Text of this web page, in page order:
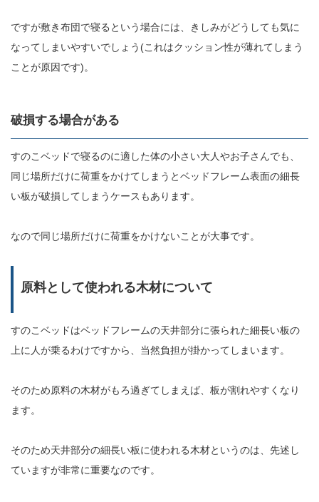
ですが敷き布団で寝るという場合には、きしみがどうしても気に
なってしまいやすいでしょう(これはクッション性が薄れてしまう
ことが原因です)。
破損する場合がある
すのこベッドで寝るのに適した体の小さい大人やお子さんでも、
同じ場所だけに荷重をかけてしまうとベッドフレーム表面の細長
い板が破損してしまうケースもあります。
なので同じ場所だけに荷重をかけないことが大事です。
原料として使われる木材について
すのこベッドはベッドフレームの天井部分に張られた細長い板の
上に人が乗るわけですから、当然負担が掛かってしまいます。
そのため原料の木材がもろ過ぎてしまえば、板が割れやすくなり
ます。
そのため天井部分の細長い板に使われる木材というのは、先述し
ていますが非常に重要なのです。